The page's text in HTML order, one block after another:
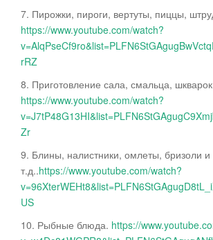
7. Пирожки, пироги, вертуты, пиццы,
https://www.youtube.com/watch?
rRZ
8. Приготовление сала, смальца,
https://www.youtube.com/watch?
Zr
9. Блины, налистники, омлеты, бризоли и
т.д..https://www.youtube.com/watch?
US
10. Рыбные блюда. https://